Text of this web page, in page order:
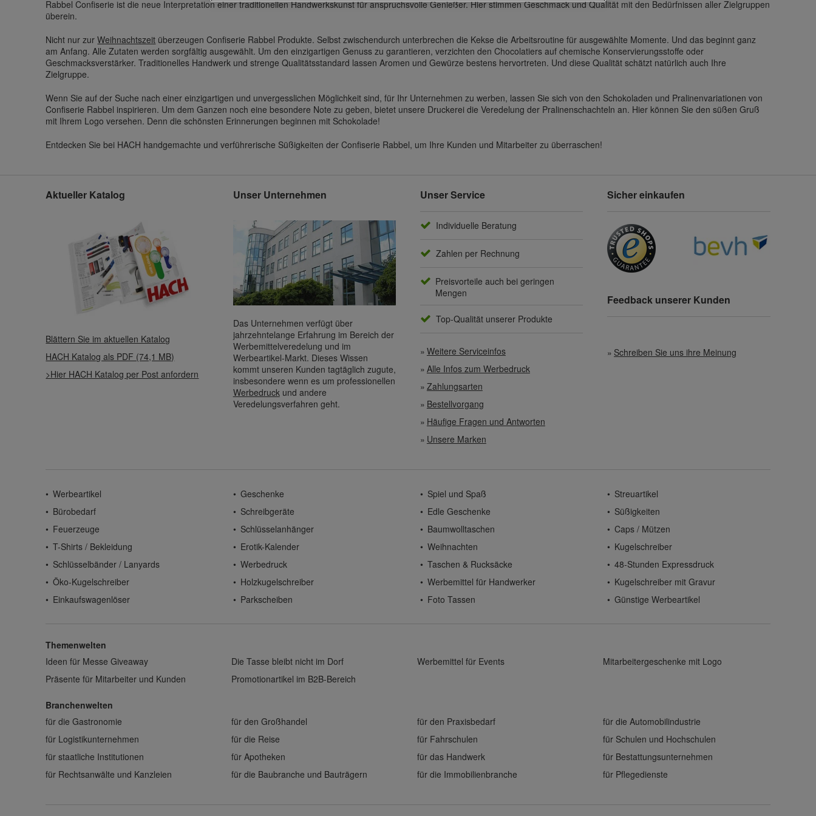
Rabbel Confiserie ist die neue Interpretation einer traditionellen Handwerkskunst für anspruchsvolle Genießer. Hier stimmen Geschmack und Qualität mit den Bedürfnissen aller Zielgruppen
überein.
Nicht nur zurWeihnachtszeit überzeugen Confiserie Rabbel Produkte. Selbst zwischendurch unterbrechen die Kekse die Arbeitsroutine für ausgewählte Momente. Und das beginnt ganz
am Anfang. Alle Zutaten werden sorgfältig ausgewählt. Um den einzigartigen Genuss zu garantieren, verzichten den Chocolatiers auf chemische Konservierungsstoffe oder
Geschmacksverstärker. Traditionelles Handwerk und strenge Qualitätsstandard lassen Aromen und Gewürze bestens hervortreten. Und diese Qualität schätzt natürlich auch Ihre
Zielgruppe.
Wenn Sie auf der Suche nach einer einzigartigen und unvergesslichen Möglichkeit sind, für Ihr Unternehmen zu werben, lassen Sie sich von den Schokoladen und Pralinenvariationen von
Confiserie Rabbel inspirieren. Um dem Ganzen noch eine besondere Note zu geben, bietet unsere Druckerei die Veredelung der Pralinenschachteln an. Hier können Sie den süßen Gruß
mit Ihrem Logo versehen. Denn die schönsten Erinnerungen beginnen mit Schokolade!
Entdecken Sie bei HACH handgemachte und verführerische Süßigkeiten der Confiserie Rabbel, um Ihre Kunden und Mitarbeiter zu überraschen!
Aktueller Katalog
Blättern Sie im aktuellen Katalog
HACH Katalog als PDF (74,1 MB)
>Hier HACH Katalog per Post anfordern
Unser Unternehmen
Das Unternehmen verfügt über
jahrzehntelange Erfahrung im Bereich der
Werbemittelveredelung und im
Werbeartikel-Markt. Dieses Wissen
kommt unseren Kunden tagtäglich zugute,
insbesondere wenn es um professionellen
Werbedruck und andere
Veredelungsverfahren geht.
Unser Service
Individuelle Beratung
Zahlen per Rechnung
Preisvorteile auch bei geringen
Mengen
Top-Qualität unserer Produkte
Weitere Serviceinfos
Alle Infos zum Werbedruck
Zahlungsarten
Bestellvorgang
Häufige Fragen und Antworten
Unsere Marken
Sicher einkaufen
Feedback unserer Kunden
Schreiben Sie uns ihre Meinung
Werbeartikel Geschenke Spiel und Spaß
Streuartikel
Bürobedarf
Schreibgeräte Edle Geschenke
Süßigkeiten
Feuerzeuge
Schlüsselanhänger Baumwolltaschen
Caps / Mützen
T-Shirts / Bekleidung
Erotik-Kalender Weihnachten
Kugelschreiber
Schlüsselbänder / Lanyards
Werbedruck Taschen & Rucksäcke
48-Stunden Expressdruck
Öko-Kugelschreiber
Holzkugelschreiber Werbemittel für Handwerker
Kugelschreiber mit Gravur
Einkaufswagenlöser
Parkscheiben Foto Tassen Günstige Werbeartikel
Themenwelten
Ideen für Messe Giveaway
Die Tasse bleibt nicht im Dorf Werbemittel für Events
Mitarbeitergeschenke mit Logo
Präsente für Mitarbeiter und Kunden
Promotionartikel im B2B-Bereich
Branchenwelten
für die Gastronomie
für den Großhandel für den Praxisbedarf
für die Automobilindustrie
für Logistikunternehmen
für die Reise für Fahrschulen
für Schulen und Hochschulen
für staatliche Institutionen
für Apotheken für das Handwerk
für Bestattungsunternehmen
für Rechtsanwälte und Kanzleien
für die Baubranche und Bauträgern für die Immobilienbranche für Pflegedienste